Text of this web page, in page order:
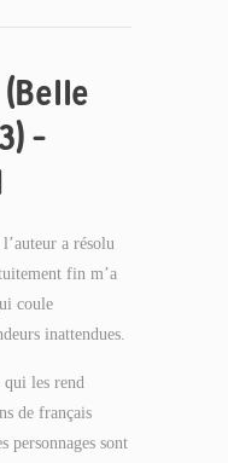
–
a résolu
fin m’a
coule
inattendues.
qui les rend
de français
personnages sont